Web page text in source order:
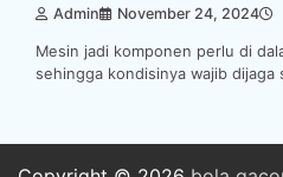
Admin November 24, 2024
Mesin jadi komponen perlu di
sehingga kondisinya wajib